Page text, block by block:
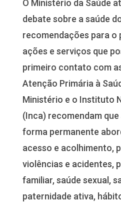
O Ministério da Saúde
debate sobre a saúde
recomendações para o
ações e serviços que
primeiro contato com
Atenção Primária à
Ministério e o Instituto
(Inca) recomendam
forma permanente
acesso e acolhimento,
violências e acidentes,
familiar, saúde sexual,
paternidade ativa,